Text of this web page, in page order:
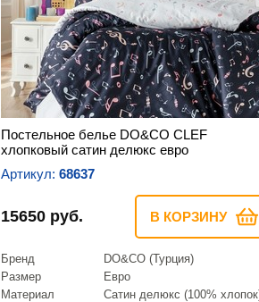
Постельное белье DO&CO CLEF
хлопковый сатин делюкс евро
Артикул: 68637
15650 руб. В КОРЗИНУ
Бренд
DO&CO (Турция)
Размер
Евро
Материал
Сатин делюкс (100%